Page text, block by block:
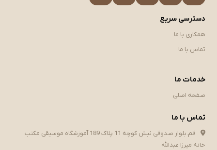
دسترسی سریع
همکاری با ما
تماس با ما
خدمات ما
صفحه اصلی
تماس با ما
قم.بلوار صدوقی نبش کوچه 11 پلاک 189 آموزشگاه موسیقی مکتب
خانه میرزا عبدالله